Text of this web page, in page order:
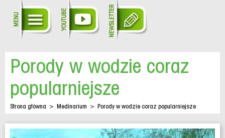
Porody w wodzie coraz
popularniejsze
Strona główna > Medinarium > Porody w wodzie coraz popularniejsze